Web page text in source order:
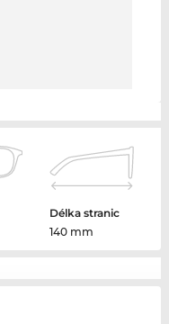
Délka stranic
140 mm